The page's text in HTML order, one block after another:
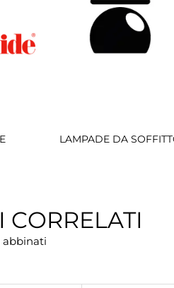
LAMPADE DA
CORRELATI
abbinati